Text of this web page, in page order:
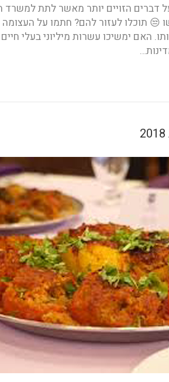
על דברים הזויים יותר מאשר לתת
😒 תוכלו לעזור להם? חתמו על
האם ימשיכו עשרות מיליוני בעלי